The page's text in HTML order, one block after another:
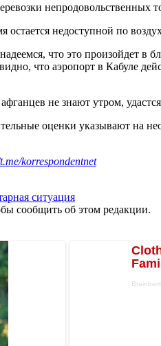
недоступной по
что это произойдет
что аэропорт в Кабуле
не знают утром,
оценки указывают на
korrespondentnet
ситуация
сообщить об этом редакции.